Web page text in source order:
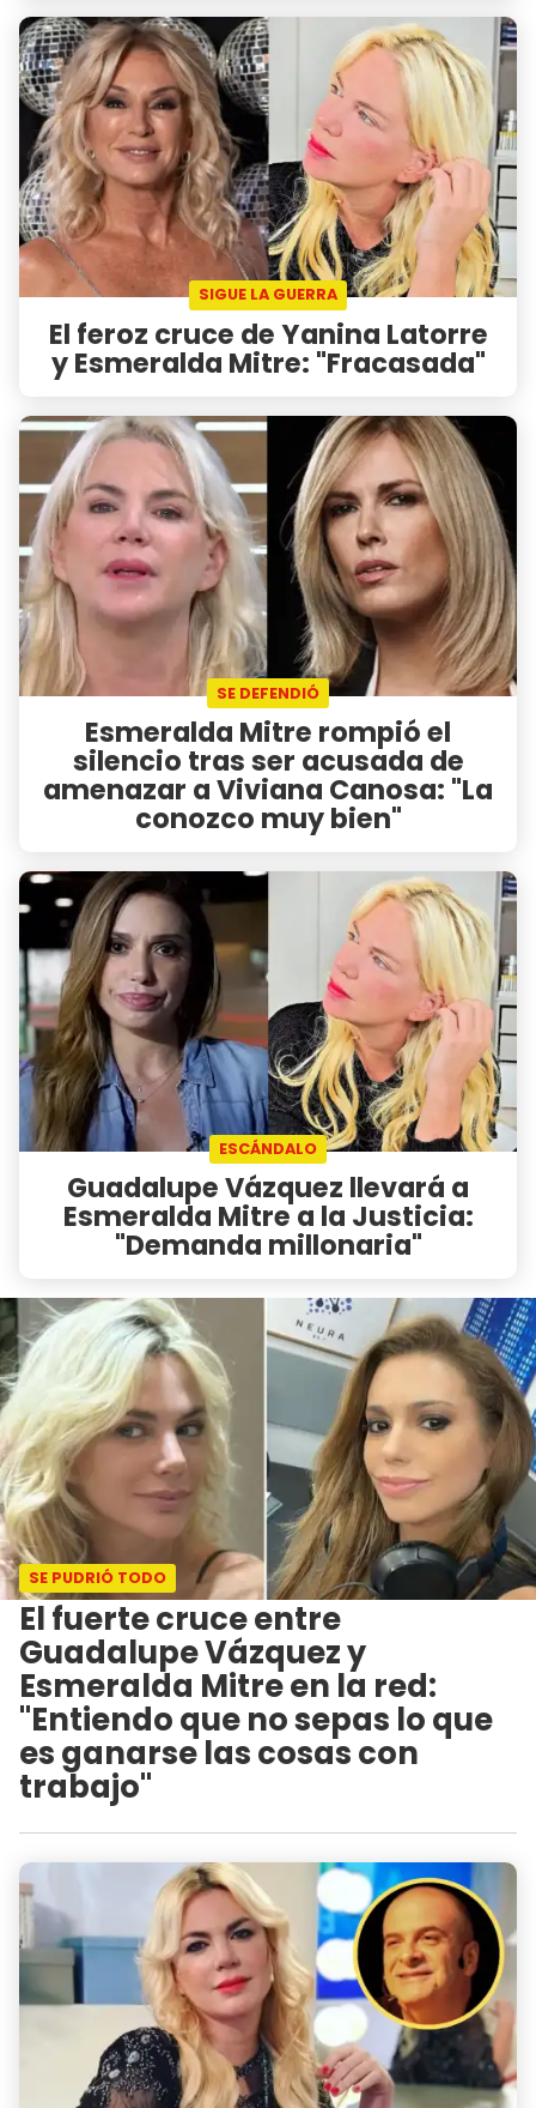
SIGUE LA GUERRA
El feroz cruce de Yanina Latorre
y Esmeralda Mitre: "Fracasada"
SE DEFENDIÓ
Esmeralda Mitre rompió el
silencio tras ser acusada de
amenazar a Viviana Canosa: "La
conozco muy bien"
ESCÁNDALO
Guadalupe Vázquez llevará a
Esmeralda Mitre a la Justicia:
"Demanda millonaria"
SE PUDRIÓ TODO
El fuerte cruce entre
Guadalupe Vázquez y
Esmeralda Mitre en la red:
"Entiendo que no sepas lo que
es ganarse las cosas con
trabajo"